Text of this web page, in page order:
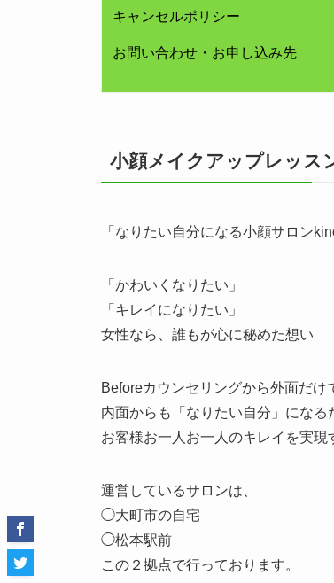
キャンセルポリシー
お問い合わせ・お申し込み先
小顔メイクアップレッス
「なりたい自分になる小顔サロン
「かわいくなりたい」
「キレイになりたい」
女性なら、誰もが心に秘めた想い
Beforeカウンセリングから外面だけ
内面からも「なりたい自分」にな
お客様お一人お一人のキレイを実現
運営しているサロンは、
◯大町市の自宅
◯松本駅前
この２拠点で行っております。